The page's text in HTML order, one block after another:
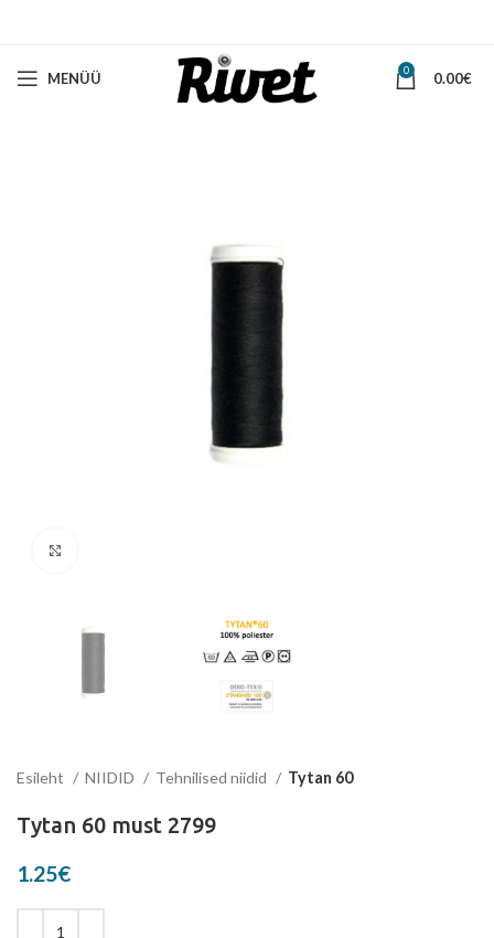
MENÜÜ 0 0.00€
Esileht NIIDID Tehnilised niidid Tytan 60
Tytan 60 must 2799
1.25€